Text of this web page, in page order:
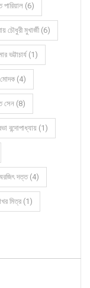
পারিয়াল (6)
চৌধুরী মুখার্জী (6)
ভট্টাচার্য (1)
(4)
সেন (8)
বন্দোপাধ্যায় (1)
দত্ত (4)
মিত্র (1)